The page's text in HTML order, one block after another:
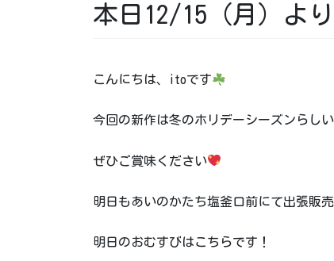
本日12/15（月）よ
こんにちは、itoです
今回の新作は冬のホリデーシーズンら
ぜひご賞味ください
明日もあいのかたち塩釜口前にて出張販
明日のおむすびはこちらです！